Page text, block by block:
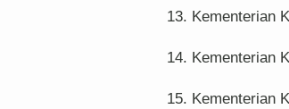
13. Kementerian
14. Kementerian
15. Kementerian